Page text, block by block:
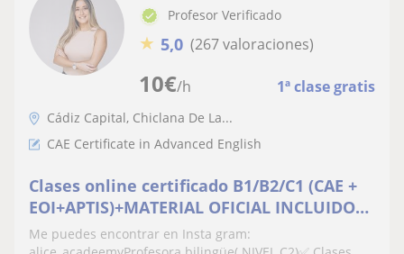
10€/h 1ª clase gratis
Profesor Verificado
★ 5,0 (267 valoraciones)
Cádiz Capital, Chiclana De La...
CAE Certificate in Advanced English
Clases online certificado B1/B2/C1 (CAE +
EOI+APTIS)+MATERIAL OFICIAL INCLUIDO
📕📘 biligue✅
Me puedes encontrar en Insta gram: